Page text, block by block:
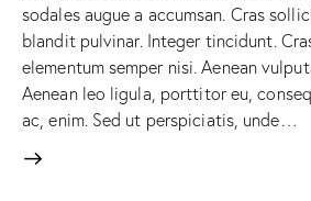
sodales augue a accumsan. Cras
blandit pulvinar. Integer tincidunt.
elementum semper nisi. Aenean
Aenean leo ligula, porttitor eu,
ac, enim. Sed ut perspiciatis, unde…